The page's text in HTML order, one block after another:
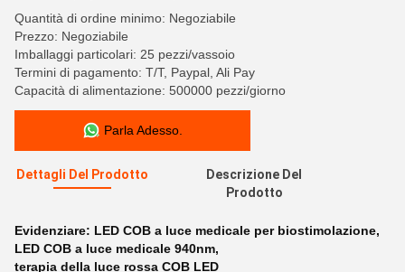
Quantità di ordine minimo: Negoziabile
Prezzo: Negoziabile
Imballaggi particolari: 25 pezzi/vassoio
Termini di pagamento: T/T, Paypal, Ali Pay
Capacità di alimentazione: 500000 pezzi/giorno
Parla Adesso.
Dettagli Del Prodotto
Descrizione Del
Prodotto
Evidenziare: LED COB a luce medicale per biostimolazione,
LED COB a luce medicale 940nm,
terapia della luce rossa COB LED